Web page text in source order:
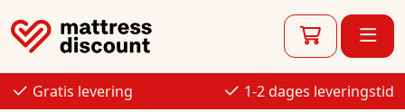
Gratis levering
1-2 dages leveringstid